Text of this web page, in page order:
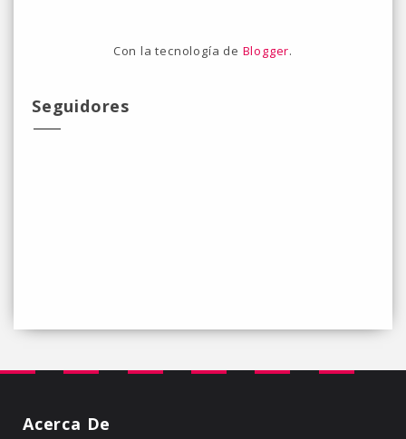
Con la tecnología de Blogger.
Seguidores
Acerca De